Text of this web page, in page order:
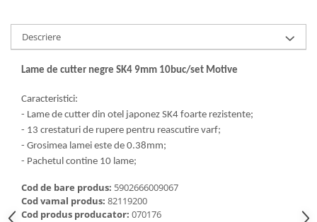
Descriere
Lame de cutter negre SK4 9mm 10buc/set Motive
Caracteristici:
- Lame de cutter din otel japonez SK4 foarte rezistente;
- 13 crestaturi de rupere pentru reascutire varf;
- Grosimea lamei este de 0.38mm;
- Pachetul contine 10 lame;
Cod de bare produs: 5902666009067
Cod vamal produs: 82119200
Cod produs producator: 070176